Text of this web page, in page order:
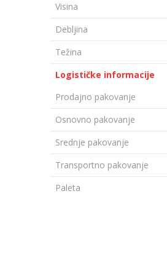
Visina
Debljina
Težina
Logističke informacije
Prodajno pakovanje
Osnovno pakovanje
Srednje pakovanje
Transportno pakovanje
Paleta